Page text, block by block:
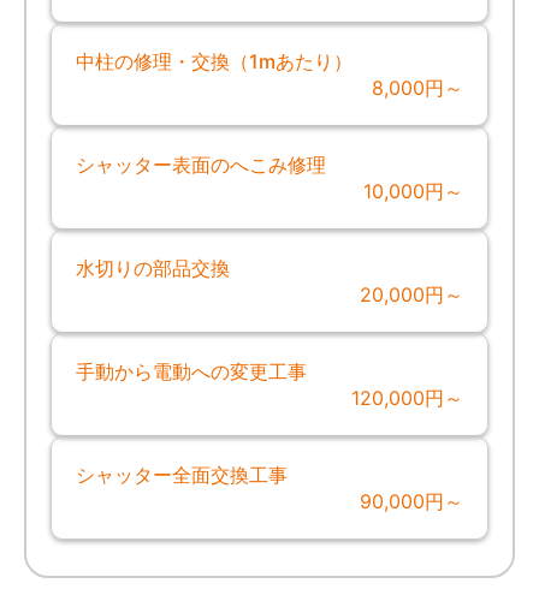
中柱の修理・交換（1mあたり）
8,000円～
シャッター表面のへこみ修理
10,000円～
水切りの部品交換
20,000円～
手動から電動への変更工事
120,000円～
シャッター全面交換工事
90,000円～